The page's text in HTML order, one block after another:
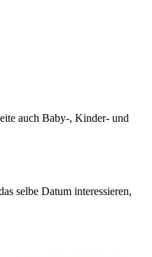
auch Baby-, Kinder- und
selbe Datum interessieren,